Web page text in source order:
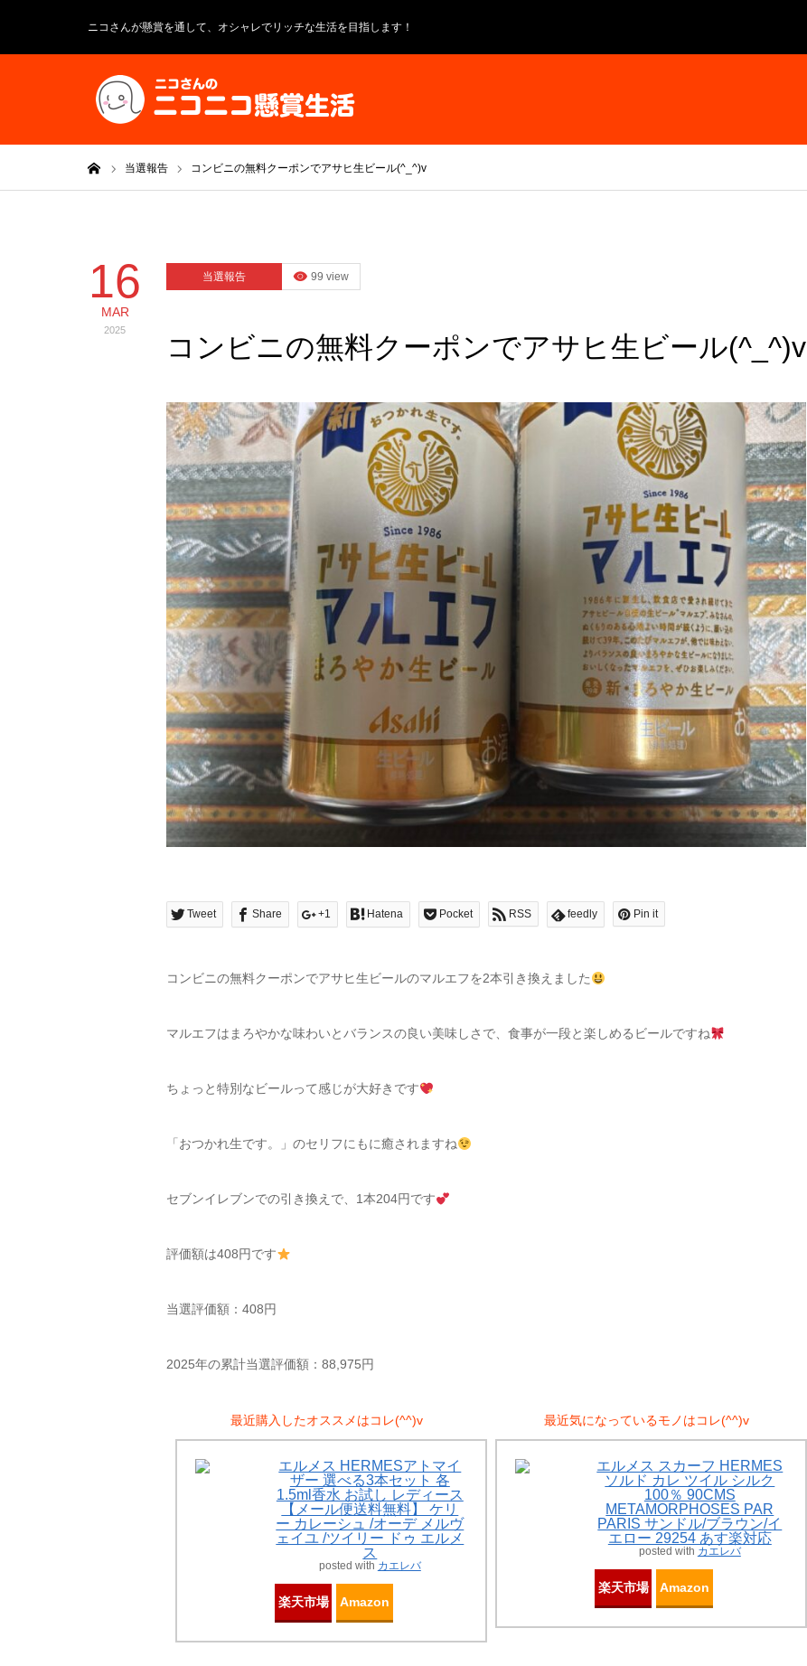
ニコさんが懸賞を通して、オシャレでリッチな生活を目指します！
当選報告 コンビニの無料クーポンでアサヒ生ビール(^_^)v
16
MAR
2025
当選報告 99 view
コンビニの無料クーポンでアサヒ生ビール(^_^)v
Tweet Share +1 Hatena Pocket RSS feedly Pin it
コンビニの無料クーポンでアサヒ生ビールのマルエフを2本引き換えました
マルエフはまろやかな味わいとバランスの良い美味しさで、食事が一段と楽しめるビールですね
ちょっと特別なビールって感じが大好きです
「おつかれ生です。」のセリフにもに癒されますね
セブンイレブンでの引き換えで、1本204円です
評価額は408円です
当選評価額：408円
2025年の累計当選評価額：88,975円
最近購入したオススメはコレ(^^)v
エルメス HERMESアトマイ
ザー 選べる3本セット 各
1.5ml香水 お試し レディース
【メール便送料無料】 ケリ
ー カレーシュ /オーデ メルヴ
ェイユ /ツイリー ドゥ エルメ
ス
posted with カエレバ
楽天市場 Amazon
最近気になっているモノはコレ(^^)v
エルメス スカーフ HERMES
ソルド カレ ツイル シルク
100％ 90CMS
METAMORPHOSES PAR
PARIS サンドル/ブラウン/イ
エロー 29254 あす楽対応
posted with カエレバ
楽天市場 Amazon